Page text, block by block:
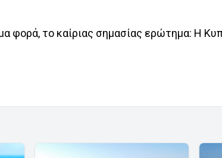
φορά, το καίριας σημασίας ερώτημα: Η